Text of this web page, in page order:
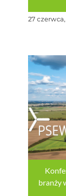
27
branży